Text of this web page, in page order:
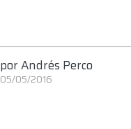
porAndrés Perco
05/05/2016